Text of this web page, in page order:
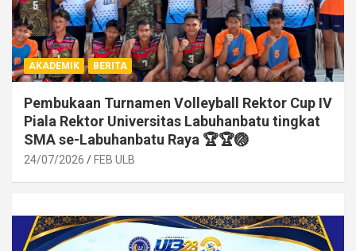
AKADEMIK BERITA
Pembukaan Turnamen Volleyball Rektor Cup IV
Piala Rektor Universitas Labuhanbatu tingkat
SMA se-Labuhanbatu Raya 🏆🏆🏐
24/07/2026 FEB ULB